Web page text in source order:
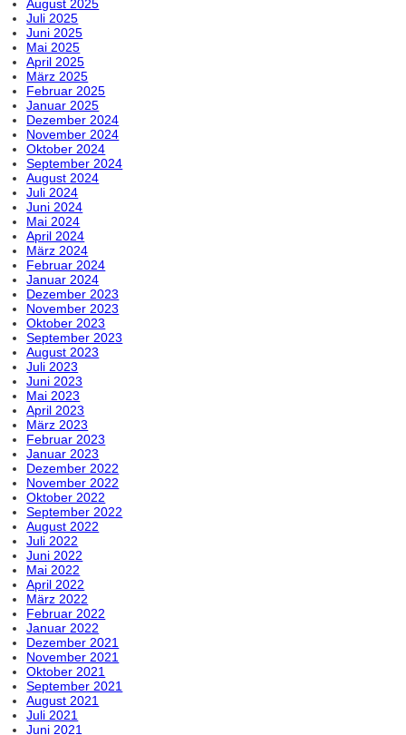
August 2025
Juli 2025
Juni 2025
Mai 2025
April 2025
März 2025
Februar 2025
Januar 2025
Dezember 2024
November 2024
Oktober 2024
September 2024
August 2024
Juli 2024
Juni 2024
Mai 2024
April 2024
März 2024
Februar 2024
Januar 2024
Dezember 2023
November 2023
Oktober 2023
September 2023
August 2023
Juli 2023
Juni 2023
Mai 2023
April 2023
März 2023
Februar 2023
Januar 2023
Dezember 2022
November 2022
Oktober 2022
September 2022
August 2022
Juli 2022
Juni 2022
Mai 2022
April 2022
März 2022
Februar 2022
Januar 2022
Dezember 2021
November 2021
Oktober 2021
September 2021
August 2021
Juli 2021
Juni 2021